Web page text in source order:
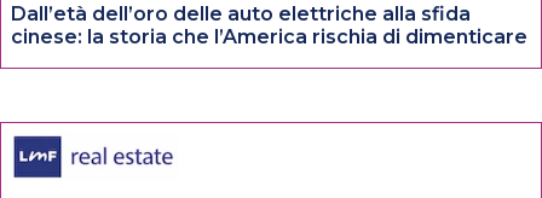
Dall’età dell’oro delle auto elettriche alla sfida
cinese: la storia che l’America rischia di dimenticare